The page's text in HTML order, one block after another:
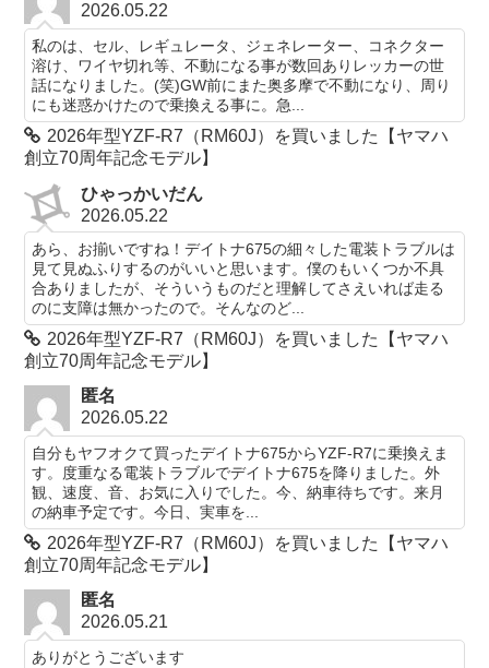
2026.05.22
私のは、セル、レギュレータ、ジェネレーター、コネクター
溶け、ワイヤ切れ等、不動になる事が数回ありレッカーの世
話になりました。(笑)GW前にまた奥多摩で不動になり、周り
にも迷惑かけたので乗換える事に。急...
2026年型YZF-R7（RM60J）を買いました【ヤマハ
創立70周年記念モデル】
ひゃっかいだん
2026.05.22
あら、お揃いですね！デイトナ675の細々した電装トラブルは
見て見ぬふりするのがいいと思います。僕のもいくつか不具
合ありましたが、そういうものだと理解してさえいれば走る
のに支障は無かったので。そんなのど...
2026年型YZF-R7（RM60J）を買いました【ヤマハ
創立70周年記念モデル】
匿名
2026.05.22
自分もヤフオクて買ったデイトナ675からYZF-R7に乗換えま
す。度重なる電装トラブルでデイトナ675を降りました。外
観、速度、音、お気に入りでした。今、納車待ちです。来月
の納車予定です。今日、実車を...
2026年型YZF-R7（RM60J）を買いました【ヤマハ
創立70周年記念モデル】
匿名
2026.05.21
ありがとうございます